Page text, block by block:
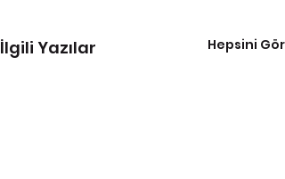
İlgili Yazılar Hepsini Gör